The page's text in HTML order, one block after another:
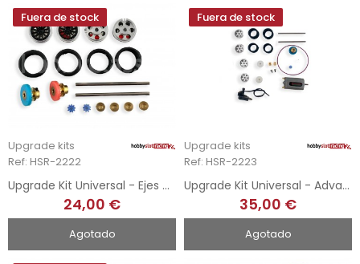
Fuera de stock
Upgrade kits
Ref: HSR-2222
Upgrade Kit Universal - Ejes Del/Tra Completos 4x4 Rally
24,00 €
Agotado
Fuera de stock
Upgrade kits
Ref: HSR-2223
Upgrade Kit Universal - Advance 4x4 Rally In Line
35,00 €
Agotado